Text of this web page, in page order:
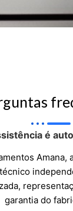
é
Amana,
garantia do